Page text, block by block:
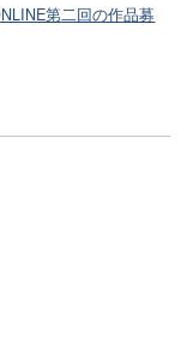
第二回の作品募